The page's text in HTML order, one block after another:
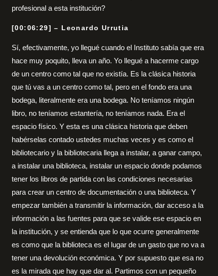
profesional a esta institución?
[00:06:29] – Leonardo Urrutia
Sí, efectivamente, yo llegué cuando el Instituto sabía que era
hace muy poquito, lleva un año. Yo llegué a hacerme cargo
de un centro como tal que no existía. Es la clásica historia
que tú vas a un centro como tal, pero en el fondo era una
bodega, literalmente era una bodega. No teníamos ningún
libro, no teníamos estantería, no teníamos nada. Era el
espacio físico. Y esta es una clásica historia que deben
habérselas contado ustedes muchas veces y es como el
bibliotecario y la bibliotecaria llega a instalar, a ganar campo,
a instalar una biblioteca, instalar un espacio donde podamos
tener los libros de partida con las condiciones necesarias
para crear un centro de documentación o una biblioteca. Y
empezar también a transmitir la información, dar acceso a la
información a las fuentes para que se valide ese espacio en
la institución, y se entienda que lo que ocurre generalmente
es como que la biblioteca es el lugar de un gasto que no va a
tener una devolución económica. Y por supuesto que esa no
es la mirada que hay que dar al. Partimos con un pequeño